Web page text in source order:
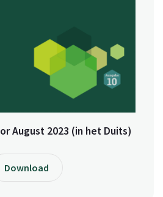
August 2023 (in het Duits)
Download